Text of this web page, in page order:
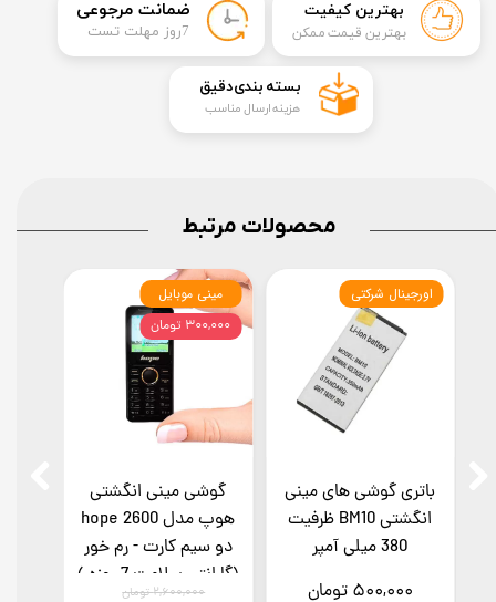
​ضمانت مرجوعی
​7روز مهلت تست
بهترین کیفیت
بهترین قیمت ممکن
​بسته بندی دقیق​​​​​​​
هزینه ارسال مناسب
گوشی مینی انگشتی
هوپ مدل hope 2600
دو سیم کارت - رم خور
(گارانتی سلامت 7 روزه )
۲,۶۰۰,۰۰۰ تومان
مینی موبایل
۳۰۰,۰۰۰ تومان
باتری گوشی های مینی
انگشتی BM10 ظرفیت
380 میلی آمپر
۵۰۰,۰۰۰ تومان
اورجینال شرکتی
محصولات مرتبط